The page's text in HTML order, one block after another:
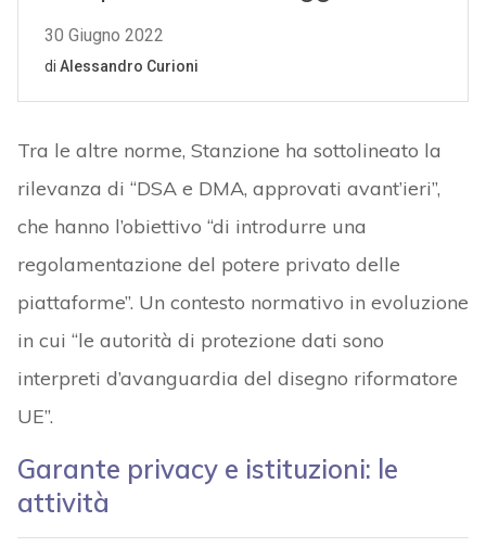
Tra le altre norme, Stanzione ha sottolineato la
rilevanza di “DSA e DMA, approvati avant’ieri”,
che hanno l’obiettivo “di introdurre una
regolamentazione del potere privato delle
piattaforme”. Un contesto normativo in evoluzione
in cui “le autorità di protezione dati sono
interpreti d’avanguardia del disegno riformatore
UE”.
Garante privacy e istituzioni: le
attività